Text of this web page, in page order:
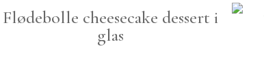
Flødebolle cheesecake dessert i
glas